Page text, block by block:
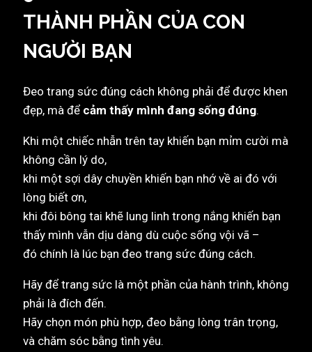
THÀNH PHẦN CỦA CON
NGƯỜI BẠN
Đeo trang sức đúng cách không phải để được khen
đẹp, mà để cảm thấy mình đang sống đúng.
Khi một chiếc nhẫn trên tay khiến bạn mỉm cười mà
không cần lý do,
khi một sợi dây chuyền khiến bạn nhớ về ai đó với
lòng biết ơn,
khi đôi bông tai khẽ lung linh trong nắng khiến bạn
thấy mình vẫn dịu dàng dù cuộc sống vội vã –
đó chính là lúc bạn đeo trang sức đúng cách.
Hãy để trang sức là một phần của hành trình, không
phải là đích đến.
Hãy chọn món phù hợp, đeo bằng lòng trân trọng,
và chăm sóc bằng tình yêu.